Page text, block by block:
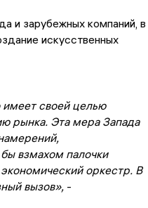
и зарубежных компаний, в
искусственных
имеет своей целью
рынка. Эта мера Запада
взмахом палочки
оркестр. В
вызов»,-